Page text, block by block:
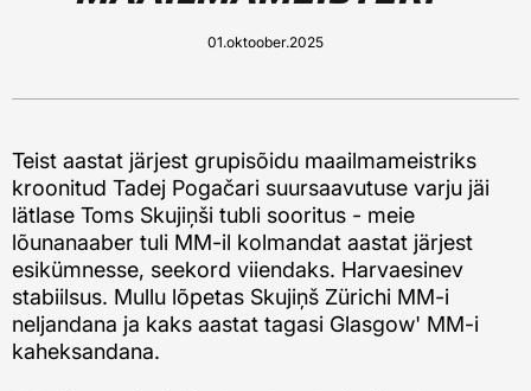
01.oktoober.2025
Teist aastat järjest grupisõidu maailmameistriks
kroonitud Tadej Pogačari suursaavutuse varju jäi
lätlase Toms Skujiņši tubli sooritus - meie
lõunanaaber tuli MM-il kolmandat aastat järjest
esikümnesse, seekord viiendaks. Harvaesinev
stabiilsus. Mullu lõpetas Skujiņš Zürichi MM-i
neljandana ja kaks aastat tagasi Glasgow' MM-i
kaheksandana.